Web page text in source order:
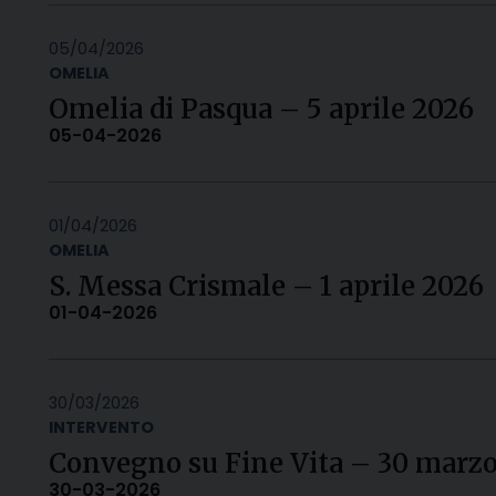
05/04/2026
OMELIA
Omelia di Pasqua – 5 aprile 2026
05-04-2026
01/04/2026
OMELIA
S. Messa Crismale – 1 aprile 2026
01-04-2026
30/03/2026
INTERVENTO
Convegno su Fine Vita – 30
30-03-2026